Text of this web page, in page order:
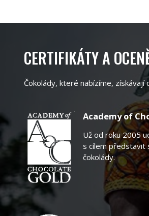
CERTIFIKÁTY A
Čokolády, které nabízíme, získávají
Academy of
Už od roku 2005
s cílem představit
čokolády.